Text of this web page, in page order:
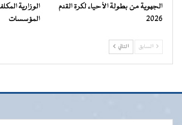
الجهوية من بطولة الأحياء لكرة القدم
2026
الوزارية
المؤسسات
السابق التالي